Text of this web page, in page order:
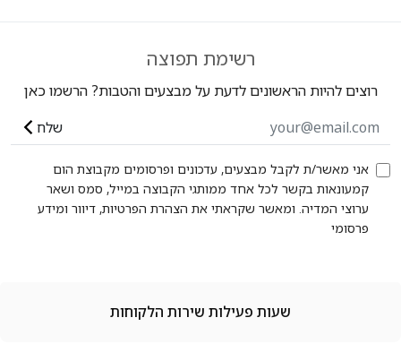
רשימת תפוצה
להיות הראשונים לדעת על מבצעים והטבות? הרשמו כאן
מאשר/ת לקבל מבצעים, עדכונים ופרסומים מקבוצת הום
בקשר לכל אחד ממותגי הקבוצה במייל, סמס ושאר
המדיה. ומאשר שקראתי את הצהרת הפרטיות, דיוור ומידע
שעות פעילות שירות הלקוחות